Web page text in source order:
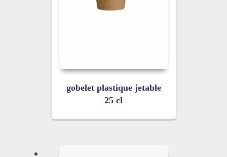
gobelet plastique jetable
25 cl